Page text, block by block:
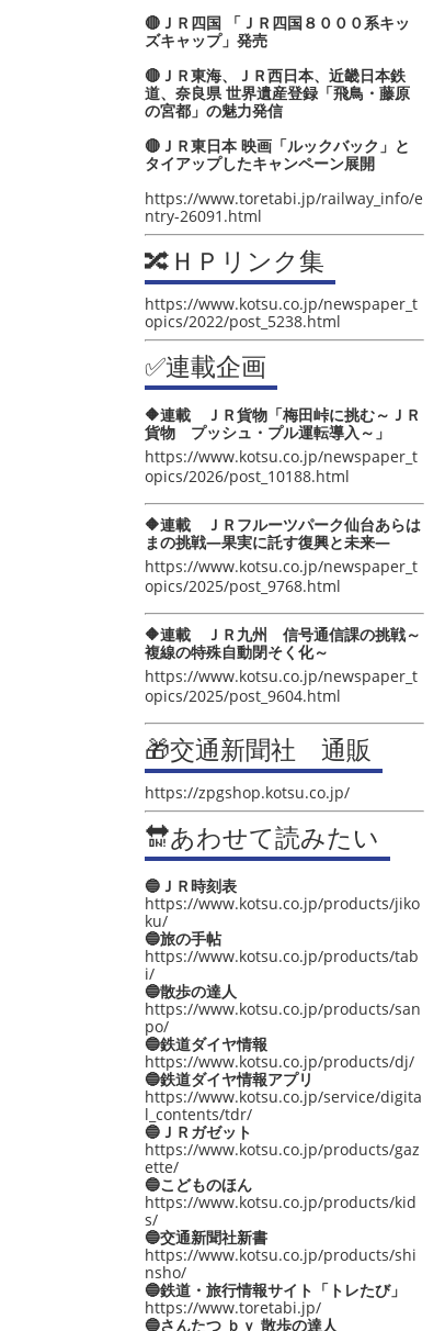
🔴ＪＲ四国 「ＪＲ四国８０００系キッ
ズキャップ」発売
🔴ＪＲ東海、ＪＲ西日本、近畿日本鉄
道、奈良県 世界遺産登録「飛鳥・藤原
の宮都」の魅力発信
🔴ＪＲ東日本 映画「ルックバック」と
タイアップしたキャンペーン展開
https://www.toretabi.jp/railway_info/e
ntry-26091.html
🔀ＨＰリンク集
https://www.kotsu.co.jp/newspaper_t
opics/2022/post_5238.html
✅連載企画
🔶連載 ＪＲ貨物「梅田峠に挑む～ＪＲ
貨物 プッシュ・プル運転導入～」
https://www.kotsu.co.jp/newspaper_t
opics/2026/post_10188.html
🔶連載 ＪＲフルーツパーク仙台あらは
まの挑戦―果実に託す復興と未来―
https://www.kotsu.co.jp/newspaper_t
opics/2025/post_9768.html
🔶連載 ＪＲ九州 信号通信課の挑戦～
複線の特殊自動閉そく化～
https://www.kotsu.co.jp/newspaper_t
opics/2025/post_9604.html
🎁交通新聞社 通販
https://zpgshop.kotsu.co.jp/
🔛あわせて読みたい
🔵ＪＲ時刻表
https://www.kotsu.co.jp/products/jiko
ku/
🔵旅の手帖
https://www.kotsu.co.jp/products/tab
i/
🔵散歩の達人
https://www.kotsu.co.jp/products/san
po/
🔵鉄道ダイヤ情報
https://www.kotsu.co.jp/products/dj/
🔵鉄道ダイヤ情報アプリ
https://www.kotsu.co.jp/service/digita
l_contents/tdr/
🔵ＪＲガゼット
https://www.kotsu.co.jp/products/gaz
ette/
🔵こどものほん
https://www.kotsu.co.jp/products/kid
s/
🔵交通新聞社新書
https://www.kotsu.co.jp/products/shi
nsho/
🔵鉄道・旅行情報サイト「トレたび」
https://www.toretabi.jp/
🔵さんたつ ｂｙ 散歩の達人